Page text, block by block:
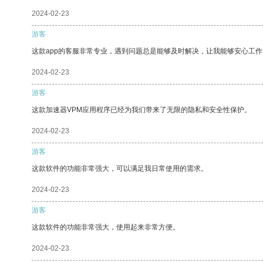
2024-02-23
游客
这款app的客服非常专业，遇到问题总是能够及时解决，让我能够安心工
2024-02-23
游客
这款加速器VPM应用程序已经为我们带来了无限的隐私和安全性保护。
2024-02-23
游客
这款软件的功能非常强大，可以满足我日常使用的需求。
2024-02-23
游客
这款软件的功能非常强大，使用起来非常方便。
2024-02-23